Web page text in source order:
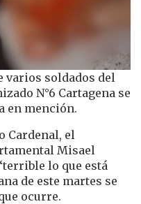
varios soldados del
N°6 Cartagena se
en mención.
Cardenal, el
Misael
lo que está
de este martes se
ocurre.